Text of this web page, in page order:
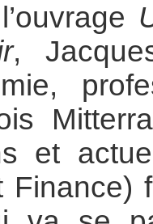
,
et
Finance)